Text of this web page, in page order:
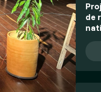
de